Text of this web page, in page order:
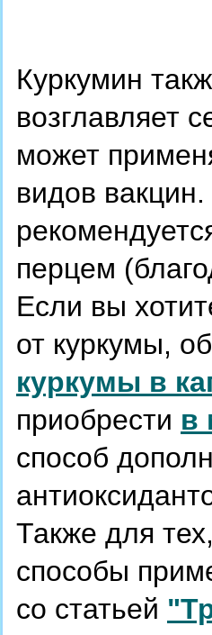
Куркумин
возглавляет
может
видов
перцем
Если вы
от куркумы,
куркумы в
приобрести в
способ
Также для
способы
со статьей